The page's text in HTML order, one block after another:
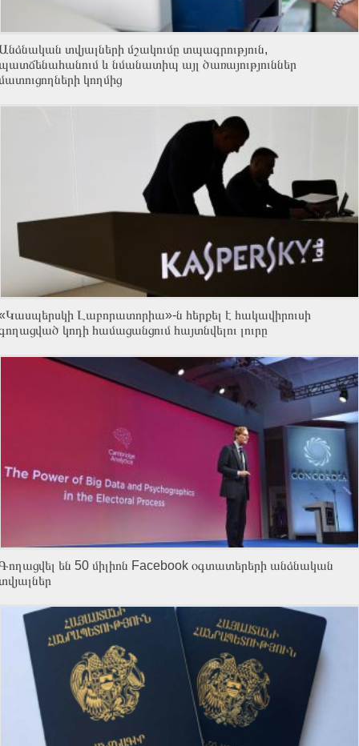
տվյալների մշակումը տպագրություն,
և նմանատիպ այլ ծառայություններ
կողմից
Լաբորատորիա»-ն հերքել է հակավիրուսի
կոդի համացանցում հայտնվելու լուրը
են 50 միլիոն Facebook օգտատերերի անձնական